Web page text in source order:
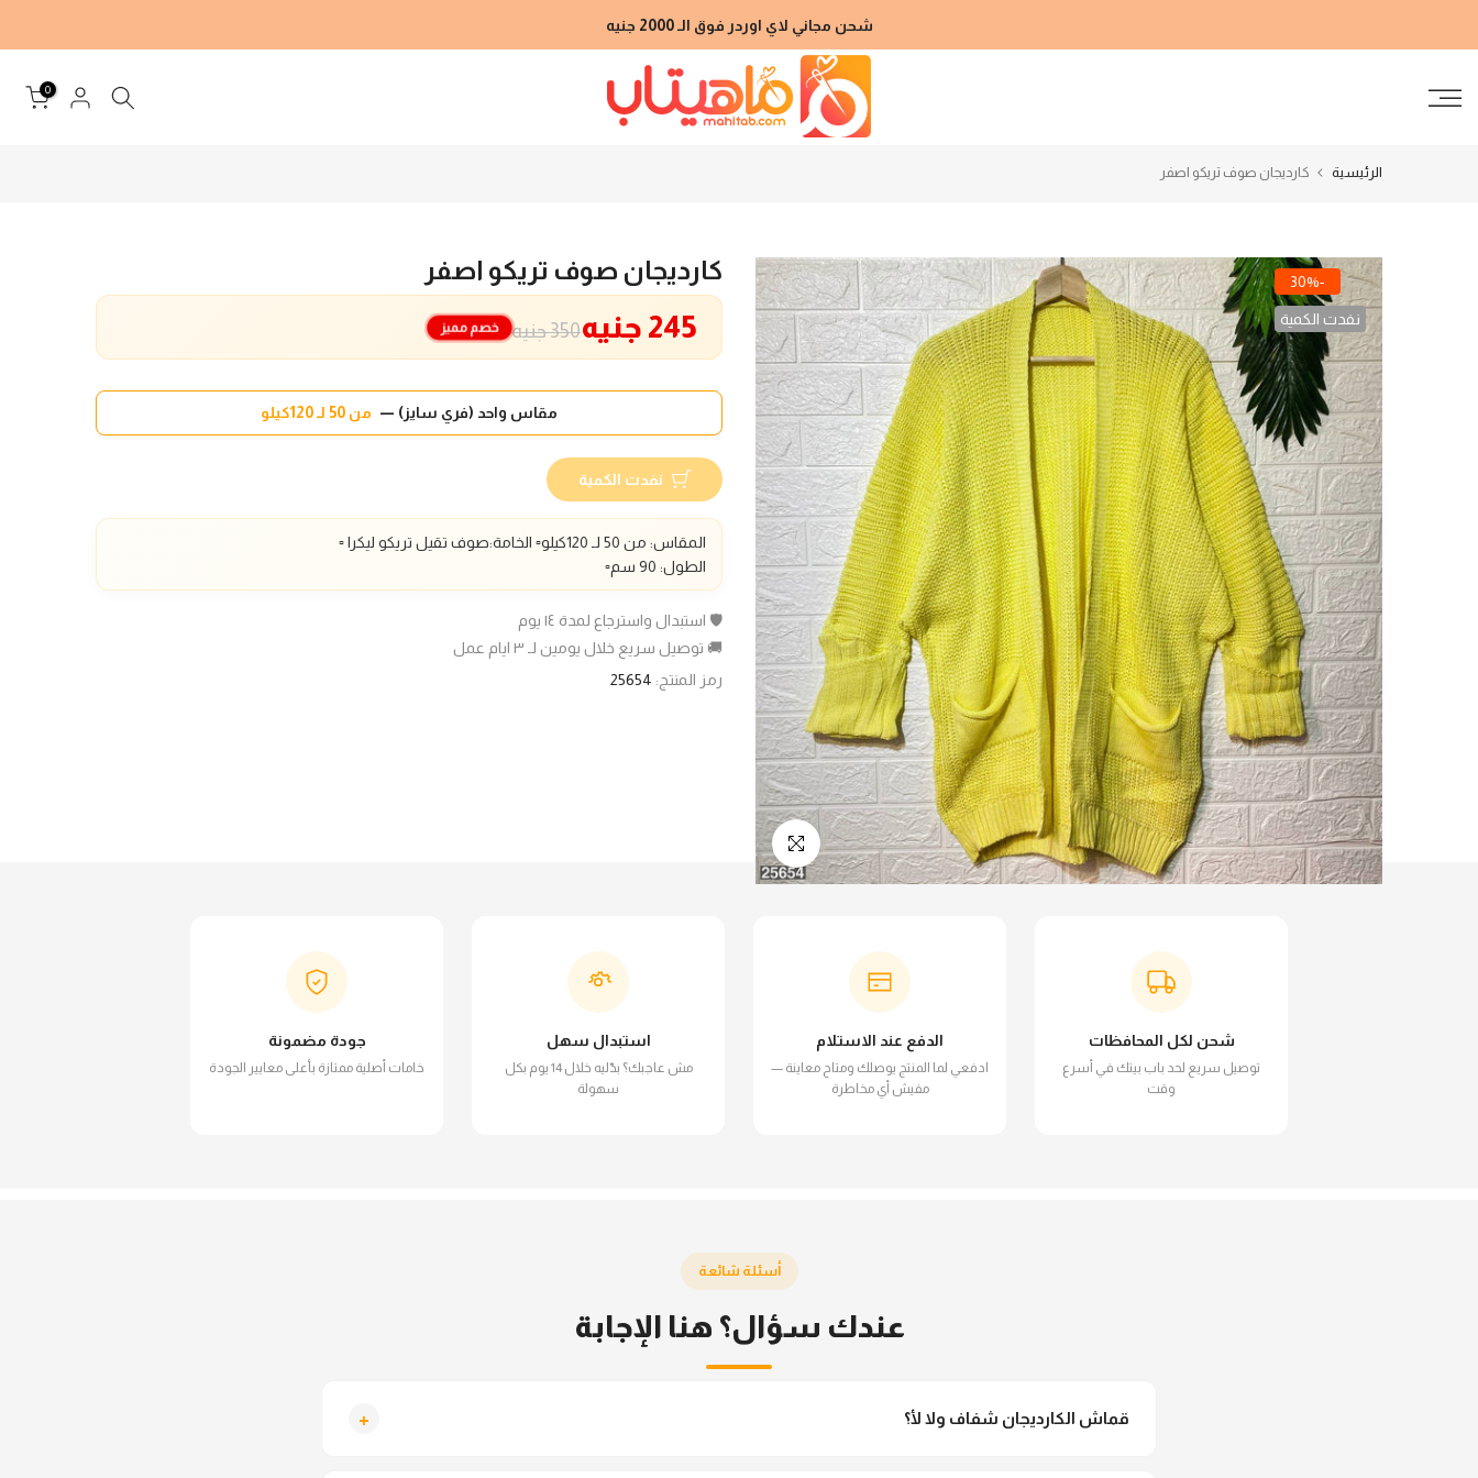
إلى
شحن مجاني لاي اوردر فوق الـ 2000 جنيه
0
الرئيسية كارديجان صوف تريكو اصفر
-30%
نفدت الكمية
انقر للتكبير
كارديجان صوف تريكو اصفر
350 جنيه 245 جنيه خصم مميز
مقاس واحد (فري سايز) — من 50 لـ 120كيلو
نفدت الكمية
المقاس: من 50 لـ
120كيلو▫️ الخامة:صوف تقيل تريكو ليكرا ▫️
الطول: 90
سم▫️
🛡️ استبدال واسترجاع لمدة ١٤ يوم
🚚 توصيل سريع خلال يومين لـ ٣ ايام عمل
رمز المنتج: 25654
شحن لكل المحافظات
توصيل سريع لحد باب بيتك في أسرع
وقت
الدفع عند الاستلام
ادفعي لما المنتج يوصلك ومتاح معاينة —
مفيش أي مخاطرة
استبدال سهل
مش عاجبك؟ بدّليه خلال 14 يوم بكل
سهولة
جودة مضمونة
خامات أصلية ممتازة بأعلى معايير الجودة
أسئلة شائعة
عندك سؤال؟ هنا الإجابة
قماش الكارديجان شفاف ولا لأ؟ +